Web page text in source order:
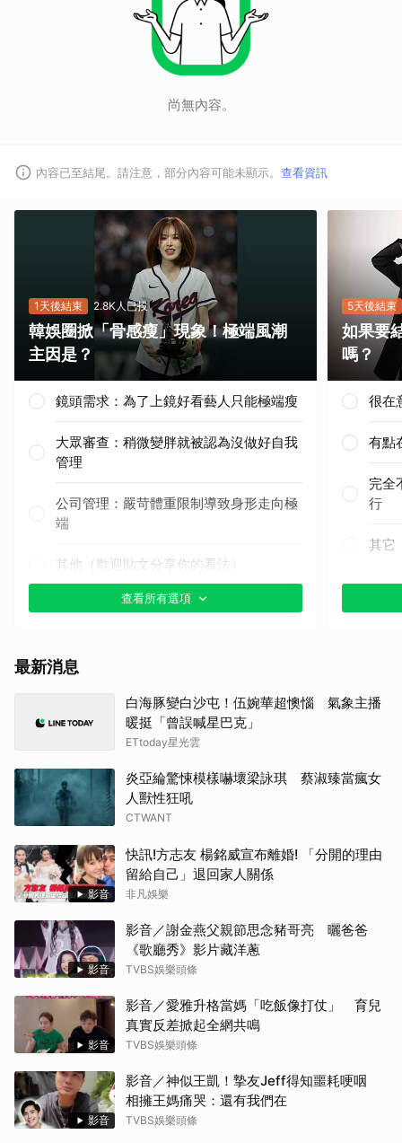
尚無內容。
內容已至結尾。請注意，部分內容可能未顯示。 查看資訊
1天後結束 2.8K人已投
韓娛圈掀「骨感瘦」現象！極端風潮
主因是？
鏡頭需求：為了上鏡好看藝人只能極端瘦
大眾審查：稍微變胖就被認為沒做好自我
管理
公司管理：嚴苛體重限制導致身形走向極
端
其他（歡迎貼文分享你的看法）
查看所有選項
5天後結束
如果要
嗎？
很在
有點
完全
行
其它
最新消息
白海豚變白沙屯！伍婉華超懊惱 氣象主播
暖挺「曾誤喊星巴克」
ETtoday星光雲
炎亞綸驚悚模樣嚇壞梁詠琪 蔡淑臻當瘋女
人獸性狂吼
CTWANT
影音
快訊!方志友 楊銘威宣布離婚! 「分開的理由
留給自己」退回家人關係
非凡娛樂
影音
影音／謝金燕父親節思念豬哥亮 曬爸爸
《歌廳秀》影片藏洋蔥
TVBS娛樂頭條
影音
影音／愛雅升格當媽「吃飯像打仗」 育兒
真實反差掀起全網共鳴
TVBS娛樂頭條
影音
影音／神似王凱！摯友Jeff得知噩耗哽咽
相擁王媽痛哭：還有我們在
TVBS娛樂頭條